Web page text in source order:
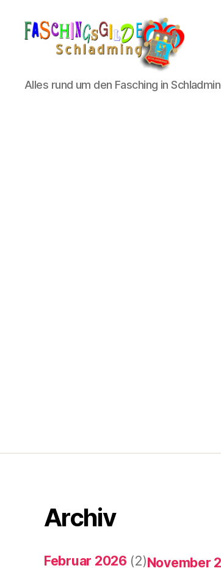
Schladminger
Fasching
Alles rund um den Fasching in
Archiv
Februar 2026 (2)November